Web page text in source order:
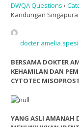
DWQA Questions ›
Kandungan Singapura
docter amelia
BERSAMA DOKTER
KEHAMILAN DAN
CYTOTEC
YANG ASLI AMANAH